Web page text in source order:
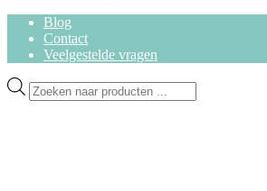
Blog
Contact
Veelgestelde vragen
Ga
door
Ga
naar
Producten
zoeken